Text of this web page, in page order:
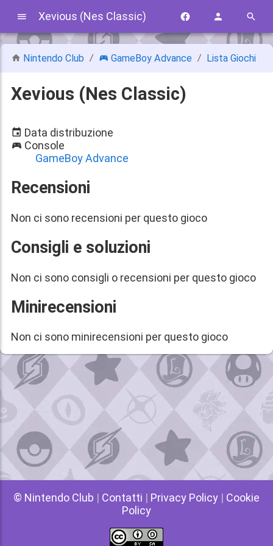
Xevious (Nes Classic)
Nintendo Club GameBoy Advance Lista Giochi
Xevious (Nes Classic)
Data distribuzione
Console
GameBoy Advance
Recensioni
Non ci sono recensioni per questo gioco
Consigli e soluzioni
Non ci sono consigli o recensioni per questo gioco
Minirecensioni
Non ci sono minirecensioni per questo gioco
© Nintendo Club | Contatti | Privacy Policy | Cookie
Policy